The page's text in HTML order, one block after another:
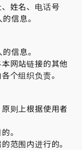
姓名、电话号
信息。
信息。
网站链接的其他
个组织负责。
则上根据使用者
。
范围内进行的。